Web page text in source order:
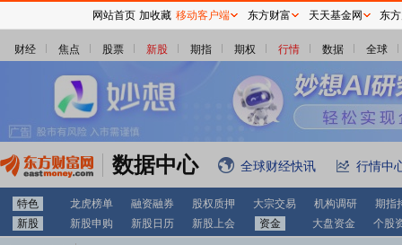
财经 焦点 股票 新股 期指 期权 行情 数据 全球
数据中心 全球财经快讯 行情中
特色 龙虎榜单 融资融券 股权质押 大宗交易 机构调研
期指
新股
新股申购 新股日历 新股上会 资金 大盘资金 个股
网站首页 加收藏 移动客户端 东方财富 天天基金网 东